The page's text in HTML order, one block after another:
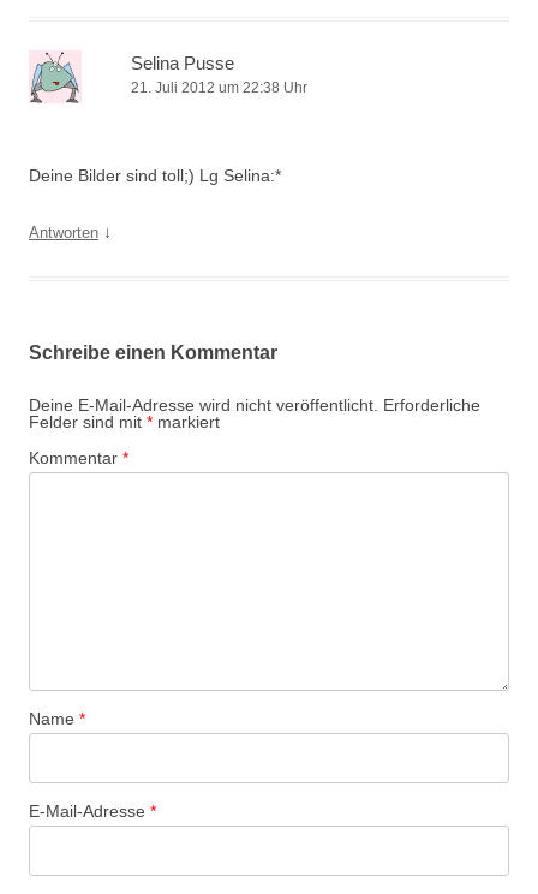
Selina Pusse
21. Juli 2012 um 22:38 Uhr
Deine Bilder sind toll;) Lg Selina:*
Antworten ↓
Schreibe einen Kommentar
Deine E-Mail-Adresse wird nicht veröffentlicht. Erforderliche
Felder sind mit * markiert
Kommentar *
Name *
E-Mail-Adresse *